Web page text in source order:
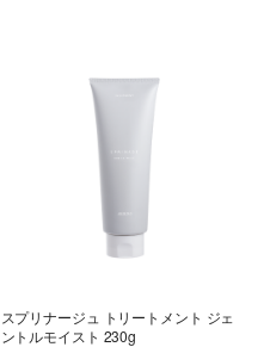
スプリナージュ トリートメント ジェ
ントルモイスト 230g